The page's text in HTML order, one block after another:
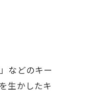
などのキー
生かしたキ